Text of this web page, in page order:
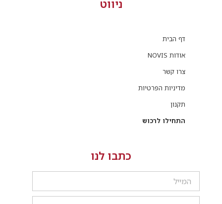
ניווט
דף הבית
אודות NOVIS
צרו קשר
מדיניות הפרטיות
תקנון
התחילו לרכוש
כתבו לנו